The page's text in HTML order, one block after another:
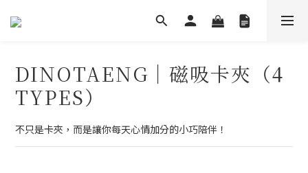
DINOTAENG｜磁吸卡夾（4
TYPES）
不只是卡夾，而是讓你每天心情加分的小巧陪伴！